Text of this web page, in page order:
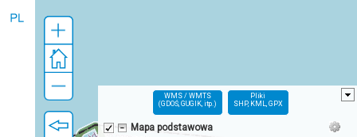
WMS / WMTS
(GDOŚ, GUGIK, itp.)
Pliki
SHP, KML, GPX
Mapa podstawowa